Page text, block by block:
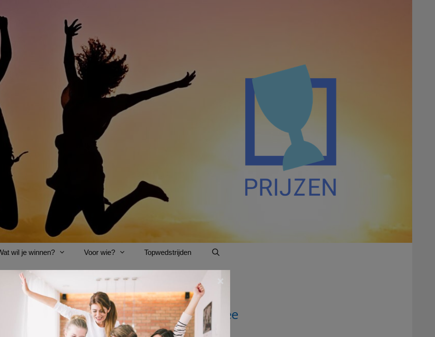
wil je winnen? Voor wie? Topwedstrijden
VERRASSINGSREIS
Win een srprs​.me citytrip voor twee
×